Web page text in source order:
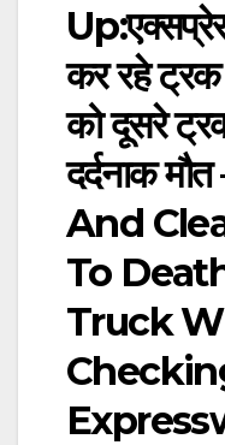
कर रहे
को दूसरे
दर्दनाक
And
To
Truck